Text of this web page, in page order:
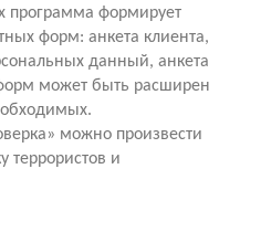
программа формирует
форм: анкета клиента,
данный, анкета
может быть расширен
можно произвести
террористов и